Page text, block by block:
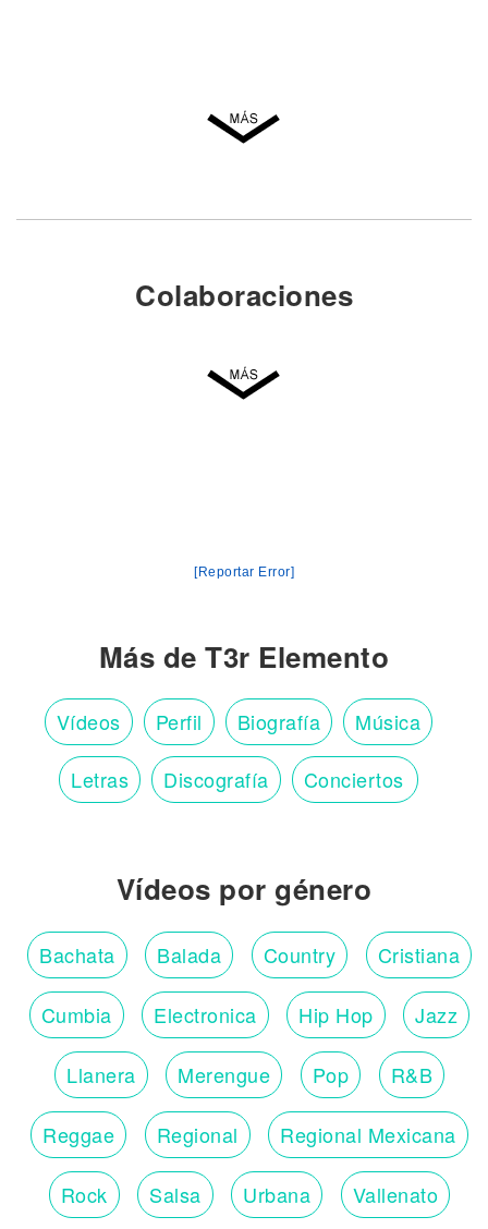
Colaboraciones
[Reportar Error]
Más de T3r Elemento
Vídeos Perfil Biografía Música
Letras Discografía Conciertos
Vídeos por género
Bachata Balada Country Cristiana
Cumbia Electronica Hip Hop Jazz
Llanera Merengue Pop R&B
Reggae Regional Regional Mexicana
Rock Salsa Urbana Vallenato